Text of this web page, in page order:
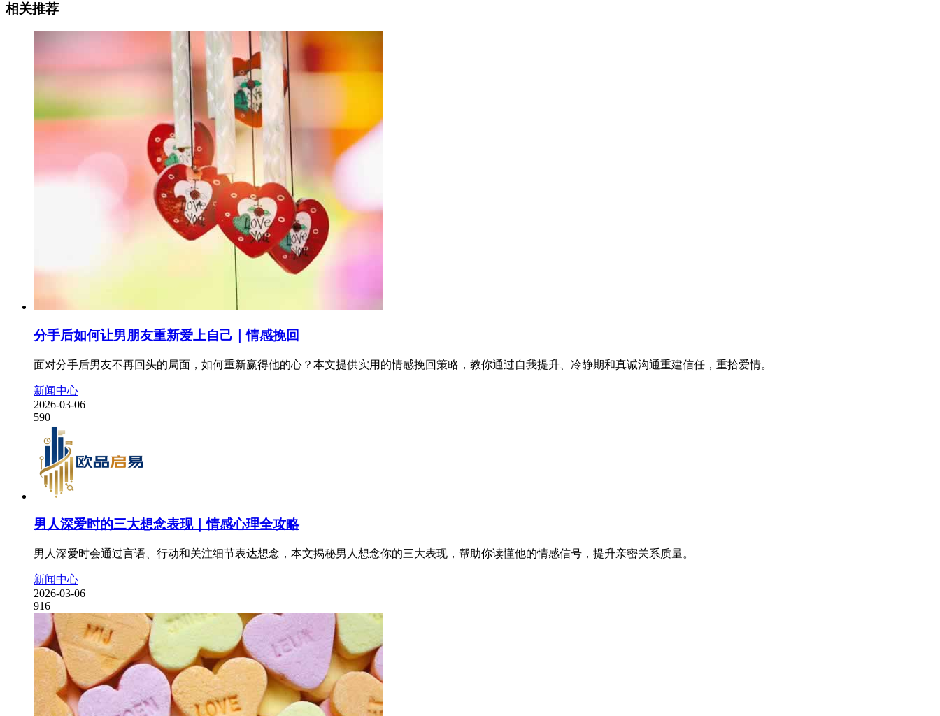
相关推荐
分手后如何让男朋友重新爱上自己｜情感挽回
面对分手后男友不再回头的局面，如何重新赢得他的心？本文提供实用的情感挽回策略，教你通过自我提升、冷静期和真诚沟通重建信任，重拾爱情。
新闻中心
2026-03-06
590
男人深爱时的三大想念表现｜情感心理全攻略
男人深爱时会通过言语、行动和关注细节表达想念，本文揭秘男人想念你的三大表现，帮助你读懂他的情感信号，提升亲密关系质量。
新闻中心
2026-03-06
916